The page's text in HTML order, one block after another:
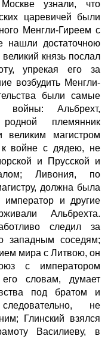
узнали, что
царевичей были
Менгли-Гиреем с
нашли достаточною
князь послал
упрекая его за
возбудить Менгли-
были самые
войны: Альбрехт,
родной племянник
великим магистром
к войне с дядею, не
и Прусской и
Ливония, по
должна была
и другие
Альбрехта.
следил за
западным соседям;
мира с Литвою, он
с императором
словам, думает
под братом и
не
Глинский взялся
Василиеву, в